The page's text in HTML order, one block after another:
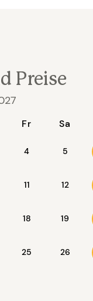
Preise
Fr Sa
4 5
11 12
18 19
25 26